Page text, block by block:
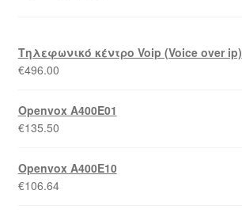
Τηλεφωνικό κέντρο Voip (Voice over ip)
€496.00
Openvox A400E01
€135.50
Openvox A400E10
€106.64